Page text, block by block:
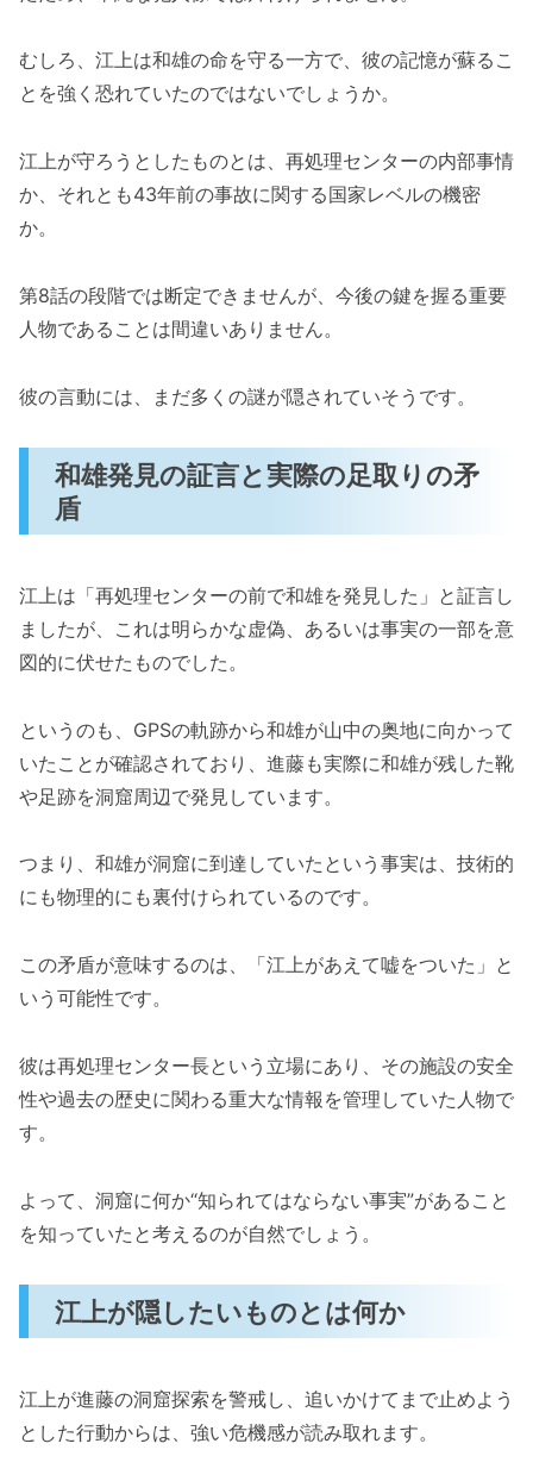
むしろ、江上は和雄の命を守る一方で、彼の記憶が蘇るこ
とを強く恐れていたのではないでしょうか。
江上が守ろうとしたものとは、再処理センターの内部事情
か、それとも43年前の事故に関する国家レベルの機密
か。
第8話の段階では断定できませんが、今後の鍵を握る重要
人物であることは間違いありません。
彼の言動には、まだ多くの謎が隠されていそうです。
和雄発見の証言と実際の足取りの矛
盾
江上は「再処理センターの前で和雄を発見した」と証言し
ましたが、これは明らかな虚偽、あるいは事実の一部を意
図的に伏せたものでした。
というのも、GPSの軌跡から和雄が山中の奥地に向かって
いたことが確認されており、進藤も実際に和雄が残した靴
や足跡を洞窟周辺で発見しています。
つまり、和雄が洞窟に到達していたという事実は、技術的
にも物理的にも裏付けられているのです。
この矛盾が意味するのは、「江上があえて嘘をついた」と
いう可能性です。
彼は再処理センター長という立場にあり、その施設の安全
性や過去の歴史に関わる重大な情報を管理していた人物で
す。
よって、洞窟に何か“知られてはならない事実”があること
を知っていたと考えるのが自然でしょう。
江上が隠したいものとは何か
江上が進藤の洞窟探索を警戒し、追いかけてまで止めよう
とした行動からは、強い危機感が読み取れます。